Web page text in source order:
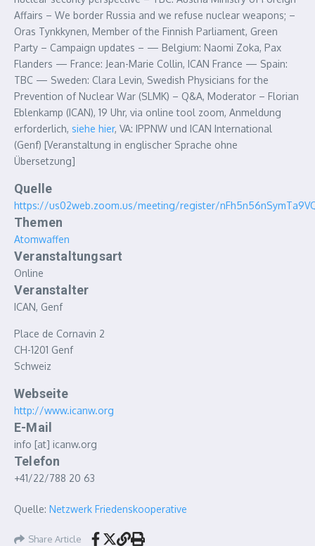
Affairs – We border Russia and we refuse nuclear weapons; –
Oras Tynkkynen, Member of the Finnish Parliament, Green
Party – Campaign updates – — Belgium: Naomi Zoka, Pax
Flanders — France: Jean-Marie Collin, ICAN France — Spain:
TBC — Sweden: Clara Levin, Swedish Physicians for the
Prevention of Nuclear War (SLMK) – Q&A, Moderator – Florian
Eblenkamp (ICAN), 19 Uhr, via online tool zoom, Anmeldung
erforderlich, siehe hier, VA: IPPNW und ICAN International
(Genf) [Veranstaltung in englischer Sprache ohne
Übersetzung]
Quelle
https://us02web.zoom.us/meeting/register/
Themen
Atomwaffen
Veranstaltungsart
Online
Veranstalter
ICAN, Genf
Place de Cornavin 2
CH-1201 Genf
Schweiz
Webseite
http://www.icanw.org
E-Mail
info [at] icanw.org
Telefon
+41/22/788 20 63
Quelle: Netzwerk Friedenskooperative
Share Article